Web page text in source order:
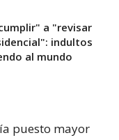
a "revisar
indultos
al mundo
puesto mayor